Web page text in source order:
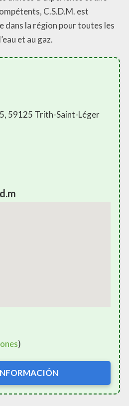
C.S.D.M. est
dans la région pour toutes les
et au gaz.
59125 Trith-Saint-Léger
)